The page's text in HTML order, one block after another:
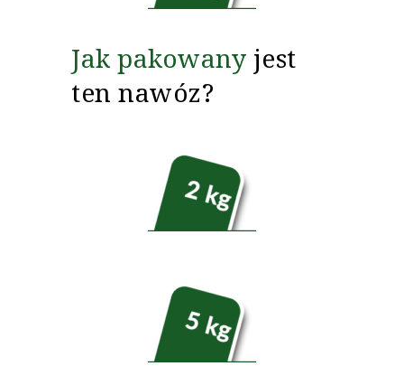
Jak pakowany jest
ten nawóz?